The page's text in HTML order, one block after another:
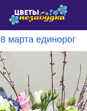
8 марта единорог